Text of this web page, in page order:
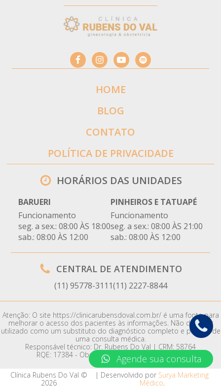
HOME
BLOG
CONTATO
POLÍTICA DE PRIVACIDADE
HORÁRIOS DAS UNIDADES
BARUERI
Funcionamento
seg. a sex.: 08:00 ÀS 18:00
sab.: 08:00 ÀS 12:00
PINHEIROS E TATUAPÉ
Funcionamento
seg. a sex.: 08:00 ÀS 21:00
sab.: 08:00 ÀS 12:00
CENTRAL DE ATENDIMENTO
(11) 95778-3111(11) 2227-8844
Atenção: O site https://clinicarubensdoval.com.br/ é uma fonte para
melhorar o acesso dos pacientes às informações. Não deve ser
utilizado como um substituto do diagnóstico completo e preciso de
uma consulta médica.
Responsável técnico: Dr. Rubens Do Val | CRM: 58764
RQE: 17384 - Obstetrícia | 17385 - Ginecologia
Agende sua consulta
Clínica Rubens Do Val ©
2026
| Desenvolvido por Surya Marketing
Médico.